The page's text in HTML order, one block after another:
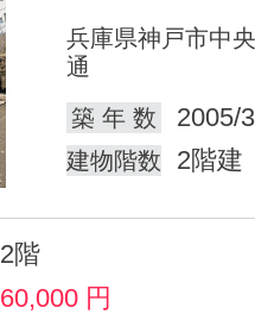
兵庫県神戸市中
通
築 年 数
2005/
建物階数 2階建
2階
60,000 円